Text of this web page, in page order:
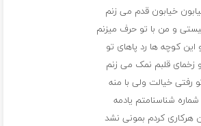
خیابون قدم می زنم
و من با تو حرف میزنم
این کوچه ها رد پاهای تو
زخمای قلبم نمک می زنم
رفتی خیالت ولی با منه
شماره شناسنامتم یادمه
هرکاری کردم بمونی نشد